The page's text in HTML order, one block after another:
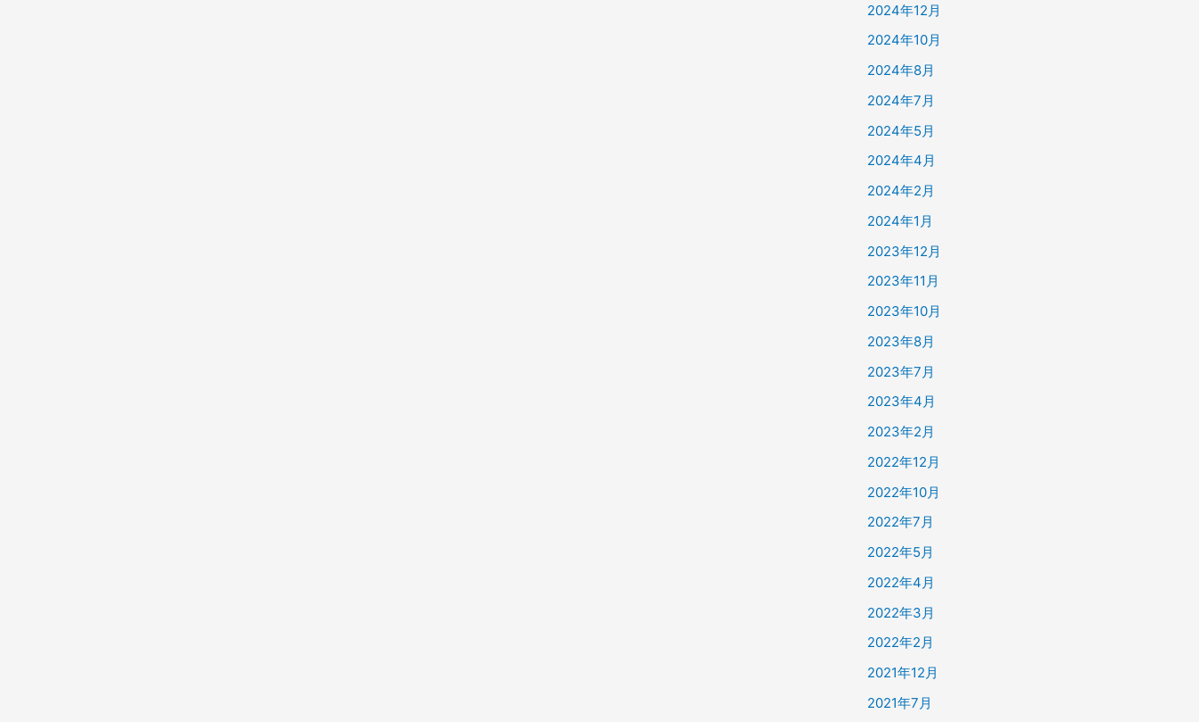
2024年12月
2024年10月
2024年8月
2024年7月
2024年5月
2024年4月
2024年2月
2024年1月
2023年12月
2023年11月
2023年10月
2023年8月
2023年7月
2023年4月
2023年2月
2022年12月
2022年10月
2022年7月
2022年5月
2022年4月
2022年3月
2022年2月
2021年12月
2021年7月